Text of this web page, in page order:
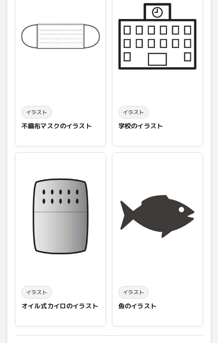
イラスト
不織布マスクのイラスト
イラスト
学校のイラスト
イラスト
オイル式カイロのイラスト
イラスト
魚のイラスト